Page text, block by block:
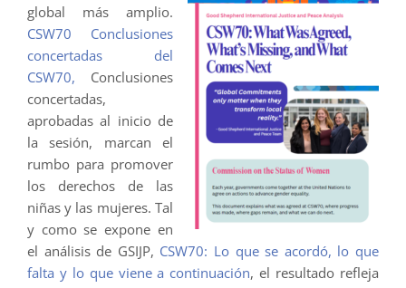
global más amplio.
CSW70 Conclusiones
concertadas del
CSW70, Conclusiones
concertadas,
aprobadas al inicio de
la sesión, marcan el
rumbo para promover
los derechos de las
niñas y las mujeres. Tal
y como se expone en
el análisis de GSIJP, CSW70: Lo que se acordó, lo que
falta y lo que viene a continuación, el resultado refleja